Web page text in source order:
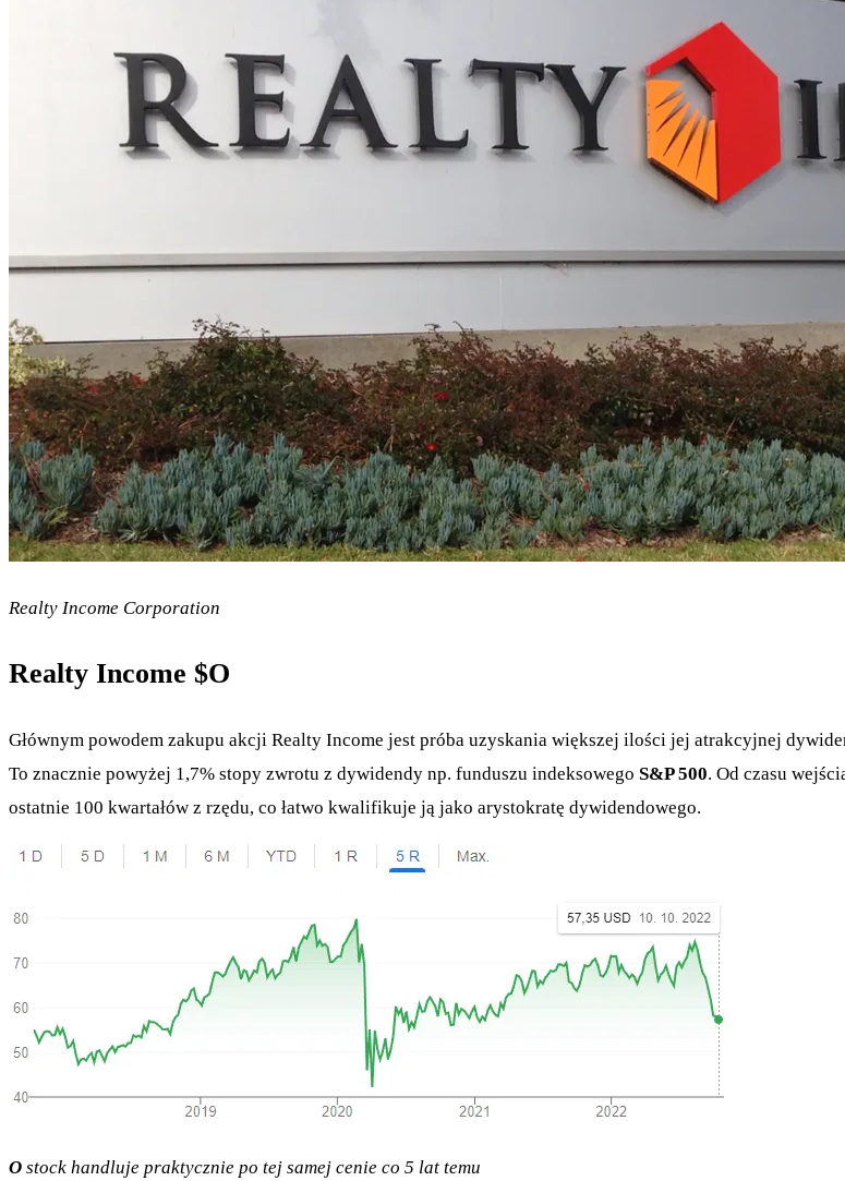
Realty Income Corporation
Realty Income $O
Głównym powodem zakupu akcji Realty Income jest próba uzyskania większej ilości jej atrakcyjnej
To znacznie powyżej 1,7% stopy zwrotu z dywidendy np. funduszu indeksowego S&P 500. Od czasu
ostatnie 100 kwartałów z rzędu, co łatwo kwalifikuje ją jako arystokratę dywidendowego.
O stock handluje praktycznie po tej samej cenie co 5 lat temu